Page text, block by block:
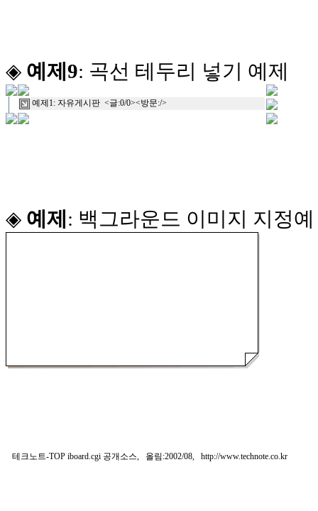
◈ 예제9: 곡선 테두리 넣기 예제
예제1: 자유게시판 <글:0/0><방문:/>
◈ 예제 : 백그라운드 이미지 지정예
테크노트-TOP iboard.cgi 공개소스, 올림:2002/08, http://www.technote.co.kr